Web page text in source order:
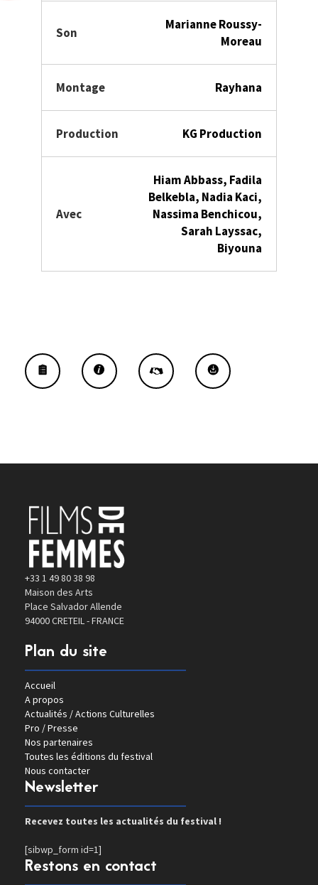
Son
Marianne Roussy-
Moreau
Montage Rayhana
Production KG Production
Avec
Hiam Abbass, Fadila
Belkebla, Nadia Kaci,
Nassima Benchicou,
Sarah Layssac,
Biyouna
+33 1 49 80 38 98
Maison des Arts
Place Salvador Allende
94000 CRETEIL - FRANCE
Plan du site
Accueil
A propos
Actualités / Actions Culturelles
Pro / Presse
Nos partenaires
Toutes les éditions du festival
Nous contacter
Newsletter
Recevez toutes les actualités du festival !
[sibwp_form id=1]
Restons en contact